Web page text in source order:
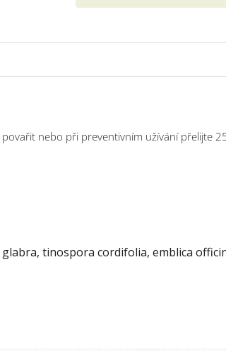
nebo při preventivním užívání přelijte
tinospora cordifolia, emblica